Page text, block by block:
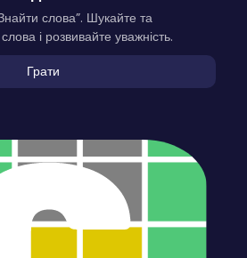
слова”. Шукайте та
і розвивайте уважність.
Грати